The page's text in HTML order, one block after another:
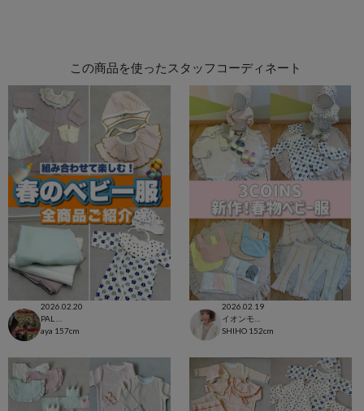
この商品を使ったスタッフコーディネート
2026.02.20
aya 157cm
2026.02.19
SHIHO 152cm